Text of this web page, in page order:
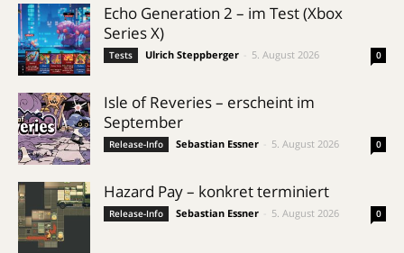
Echo Generation 2 – im Test (Xbox
Series X)
Tests Ulrich Steppberger 5. August 2026 0
Isle of Reveries – erscheint im
September
Release-Info Sebastian Essner 5. August 2026 0
Hazard Pay – konkret terminiert
Release-Info Sebastian Essner 5. August 2026 0